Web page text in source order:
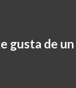
gusta de un